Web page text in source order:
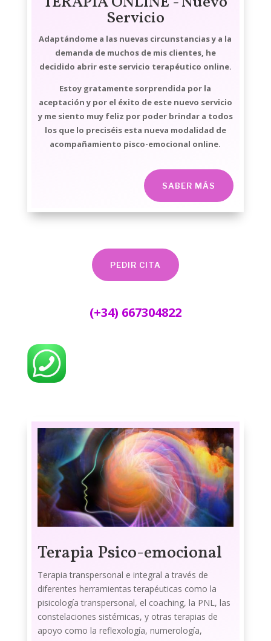
Servicio
Adaptándome a las nuevas circunstancias y a la
demanda de muchos de mis clientes, he
decidido abrir este servicio terapéutico online.
Estoy gratamente sorprendida por la
aceptación y por el éxito de este nuevo servicio
y me siento muy feliz por poder brindar a todos
los que lo preciséis esta nueva modalidad de
acompañamiento pisco-emocional online.
SABER MÁS
PEDIR CITA
(+34) 667304822
Terapia Psico-emocional
Terapia transpersonal e integral a través de
diferentes herramientas terapéuticas como la
pisicología transpersonal, el coaching, la PNL, las
constelaciones sistémicas, y otras terapias de
apoyo como la reflexología, numerología,